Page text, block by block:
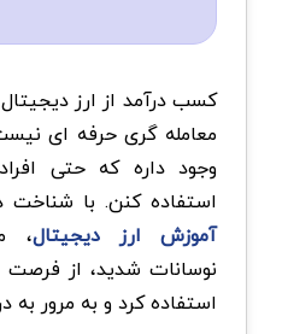
کسب درآمد از ارز
معامله گری حرفه ای
وجود داره که حتی
استفاده کنن. با شناخت
آموزش ارز دیجیتال،
نوسانات شدید، از
استفاده کرد و به مرور به